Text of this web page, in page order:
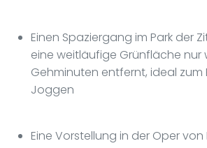
Einen Spaziergang im Park der
eine weitläufige Grünfläche nur
Gehminuten entfernt, ideal
Joggen
Eine Vorstellung in der Oper von